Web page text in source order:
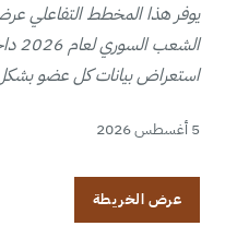
يوفر هذا المخطط التفاعلي
استعراض بيانات كل عضو
5 أغسطس 2026
عرض الخريطة